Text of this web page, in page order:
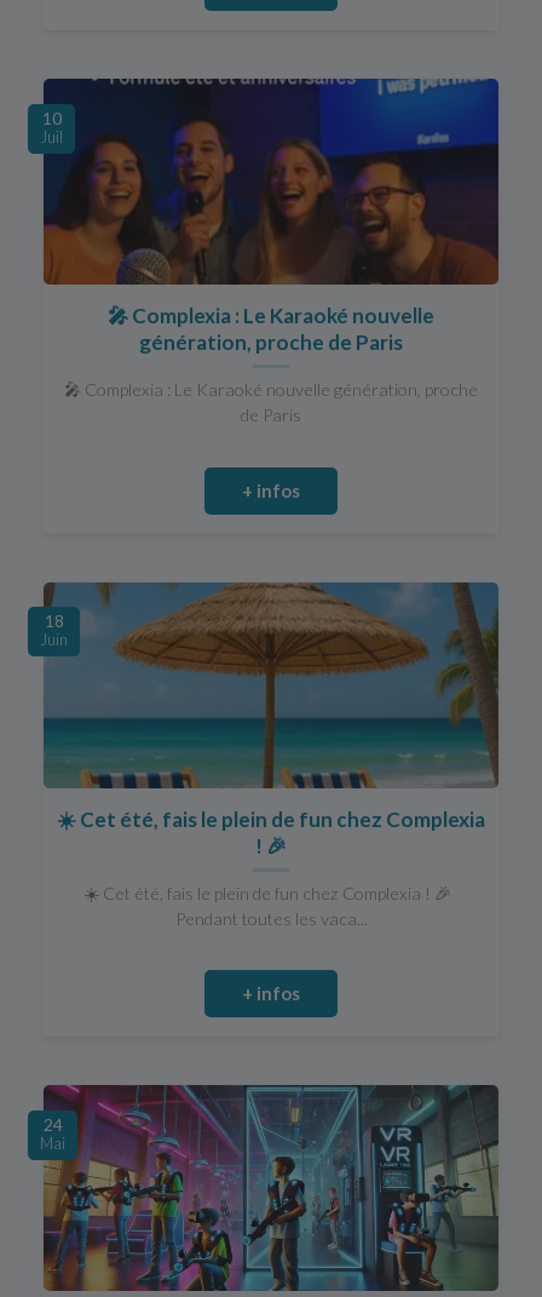
10
Juil
🎤 Complexia : Le Karaoké nouvelle
génération, proche de Paris
🎤 Complexia : Le Karaoké nouvelle génération, proche
de Paris
+ infos
18
Juin
☀️ Cet été, fais le plein de fun chez Complexia
! 🎉
☀️ Cet été, fais le plein de fun chez Complexia ! 🎉
Pendant toutes les vaca...
+ infos
24
Mai